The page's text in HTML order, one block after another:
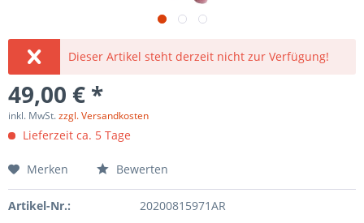
Dieser Artikel steht derzeit nicht zur Verfügung!
49,00 € *
inkl. MwSt.zzgl. Versandkosten
Lieferzeit ca. 5 Tage
Merken Bewerten
Artikel-Nr.: 20200815971AR